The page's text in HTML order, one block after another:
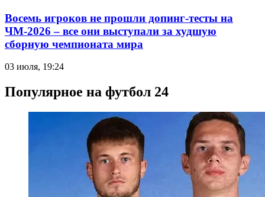
Восемь игроков не прошли допинг-тесты на
ЧМ-2026 – все они выступали за худшую
сборную чемпионата мира
03 июля, 19:24
Популярное на футбол 24